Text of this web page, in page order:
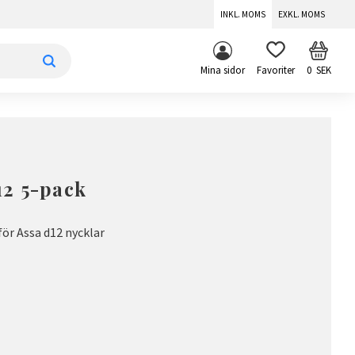
INKL. MOMS EXKL. MOMS
Mina sidor FAVORITER 0SEK
5-pack
Assa d12 nycklar